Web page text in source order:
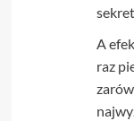
A
raz